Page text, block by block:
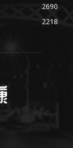
2690
2218